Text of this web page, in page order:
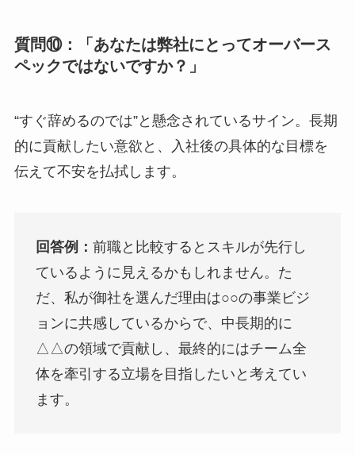
質問⑩：「あなたは弊社にとってオーバース
ペックではないですか？」
“すぐ辞めるのでは”と懸念されているサイン。長期
的に貢献したい意欲と、入社後の具体的な目標を
伝えて不安を払拭します。
回答例： 前職と比較するとスキルが先行し
ているように見えるかもしれません。た
だ、私が御社を選んだ理由は○○の事業ビジ
ョンに共感しているからで、中長期的に
△△の領域で貢献し、最終的にはチーム全
体を牽引する立場を目指したいと考えてい
ます。